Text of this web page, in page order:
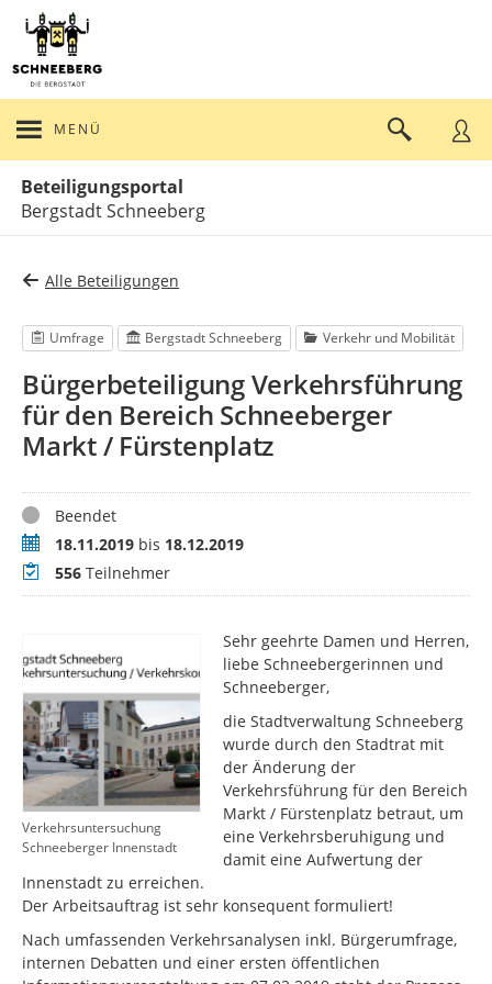
MENÜ
Beteiligungsportal
Bergstadt Schneeberg
Alle Beteiligungen
Umfrage Bergstadt Schneeberg Verkehr und Mobilität
Bürgerbeteiligung Verkehrsführung
für den Bereich Schneeberger
Markt / Fürstenplatz
StatusBeendet
Zeitraum18.11.2019 bis 18.12.2019
Teilnehmer
556 Teilnehmer
Verkehrsuntersuchung
Schneeberger Innenstadt
Sehr geehrte Damen und Herren,
liebe Schneebergerinnen und
Schneeberger,
die Stadtverwaltung Schneeberg
wurde durch den Stadtrat mit
der Änderung der
Verkehrsführung für den Bereich
Markt / Fürstenplatz betraut, um
eine Verkehrsberuhigung und
damit eine Aufwertung der
Innenstadt zu erreichen.
Der Arbeitsauftrag ist sehr konsequent formuliert!
Nach umfassenden Verkehrsanalysen inkl. Bürgerumfrage,
internen Debatten und einer ersten öffentlichen